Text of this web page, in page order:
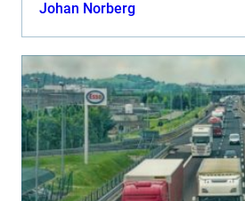
Johan Norberg